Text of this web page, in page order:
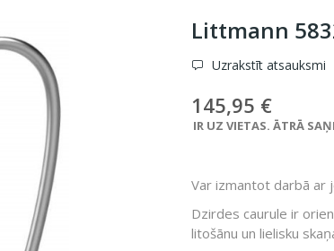
Littmann
Uzrakstīt atsauksmi
145,95 €
IR UZ VIETAS. ĀTRĀ
Var izmantot darbā ar
Dzirdes caurule ir
litošānu un lielisku